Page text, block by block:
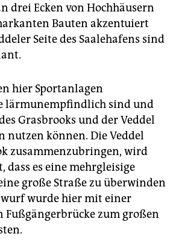
drei Ecken von Hochhäusern
Bauten akzentuiert
Seite des Saalehafens sind
hier Sportanlagen
lärmunempfindlich sind und
Grasbrooks und der Veddel
nutzen können. Die Veddel
zusammenzubringen, wird
dass es eine mehrgleisige
große Straße zu überwinden
wurde hier mit einer
zum großen